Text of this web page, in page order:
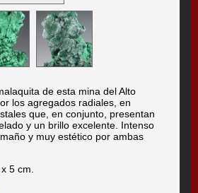
de esta mina del Alto
los agregados radiales, en
que, en conjunto, presentan
y un brillo excelente. Intenso
y muy estético por ambas
5 cm.